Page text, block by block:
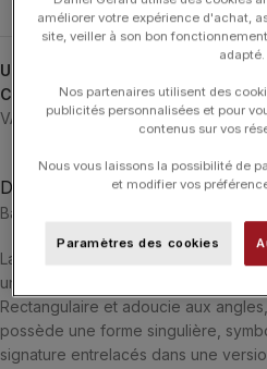
UGS :
Catégories : 24H-DINHVAN, Bagues
VAN
Maillon, Noël, Typologies
Description
Bague Maillon Star petit modèle en
La collection Maillon dinh van
universelle, qui se porte avec tout,
Rectangulaire et adoucie aux
possède une forme singulière,
signature entrelacés dans une
améliorer votre expérience d'achat,
site, veiller à son bon
adapté.
Nos partenaires utilisent des
publicités personnalisées et pour
contenus sur vos
Nous vous laissons la possibilité de
et modifier vos
Paramètres des cookies